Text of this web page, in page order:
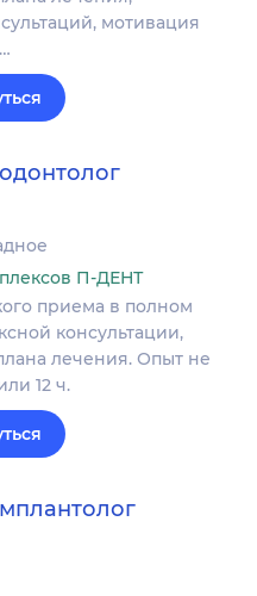
мотивация
П-ДЕНТ
приема в полном
консультации,
лечения. Опыт не
12 ч.